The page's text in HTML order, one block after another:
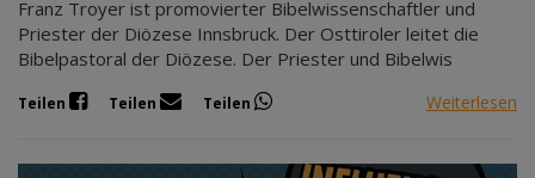
Franz Troyer ist promovierter Bibelwissenschaftler und
Priester der Diözese Innsbruck. Der Osttiroler leitet die
Bibelpastoral der Diözese. Der Priester und Bibelwis
Teilen Teilen Teilen Weiterlesen